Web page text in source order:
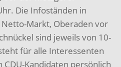
Die Infoständen in
Markt, Oberaden vor
sind jeweils von 10-
für alle Interessenten
Kandidaten persönlich